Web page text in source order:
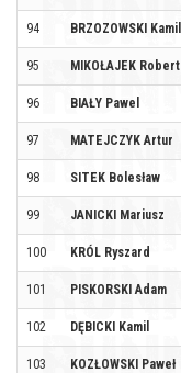
94 BRZOZOWSKI Kamil
95 MIKOŁAJEK Robert
96 BIAŁY Pawel
97 MATEJCZYK Artur
98 SITEK Bolesław
99 JANICKI Mariusz
100 KRÓL Ryszard
101 PISKORSKI Adam
102 DĘBICKI Kamil
103 KOZŁOWSKI Paweł